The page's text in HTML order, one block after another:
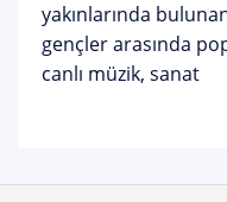
yakınlarında
gençler arasında
canlı müzik, sanat